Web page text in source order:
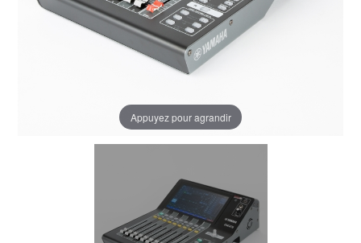
Appuyez pour agrandir